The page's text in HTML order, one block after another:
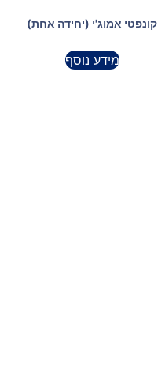
קונפטי אמוג'י (יחידה אחת)
מידע נוסף